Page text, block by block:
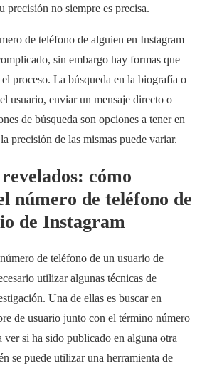
precisión no siempre es precisa.
de teléfono de alguien en Instagram
sin embargo hay formas que
proceso. La búsqueda en la biografía o
usuario, enviar un mensaje directo o
de búsqueda son opciones a tener en
precisión de las mismas puede variar.
cómo
número de teléfono de
de Instagram
de teléfono de un usuario de
utilizar algunas técnicas de
Una de ellas es buscar en
de usuario junto con el término número
ver si ha sido publicado en alguna otra
se puede utilizar una herramienta de